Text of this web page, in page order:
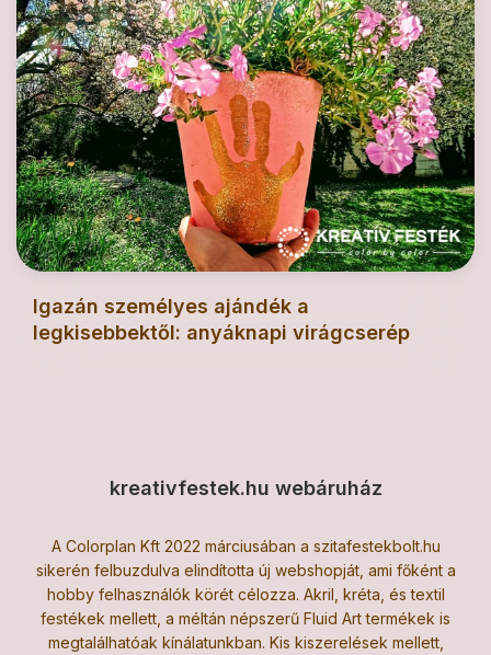
Igazán személyes ajándék a
legkisebbektől: anyáknapi virágcserép
kreativfestek.hu webáruház
A Colorplan Kft 2022 márciusában a szitafestekbolt.hu
sikerén felbuzdulva elindította új webshopját, ami főként a
hobby felhasználók körét célozza. Akril, kréta, és textil
festékek mellett, a méltán népszerű Fluid Art termékek is
megtalálhatóak kínálatunkban. Kis kiszerelések mellett,